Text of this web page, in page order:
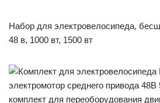
Набор для электровелосипеда,
48 в, 1000 вт, 1500 вт